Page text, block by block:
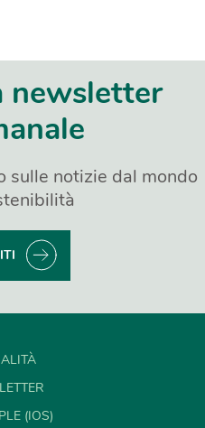
newsletter
sulle notizie dal mondo
(IOS)